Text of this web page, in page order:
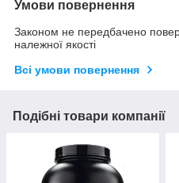
Умови повернення
Законом не передбачено
належної якості
Всі умови повернення
Подібні товари компанії